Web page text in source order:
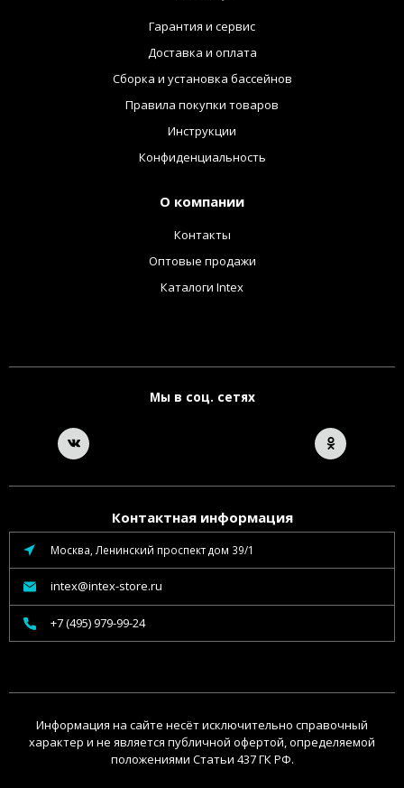
Гарантия и сервис
Доставка и оплата
Сборка и установка бассейнов
Правила покупки товаров
Инструкции
Конфиденциальность
О компании
Контакты
Оптовые продажи
Каталоги Intex
Мы в соц. сетях
Контактная информация
Москва, Ленинский проспект дом 39/1
intex@intex-store.ru
+7 (495) 979-99-24
Информация на сайте несёт исключительно справочный
характер и не является публичной офертой, определяемой
положениями Статьи 437 ГК РФ.